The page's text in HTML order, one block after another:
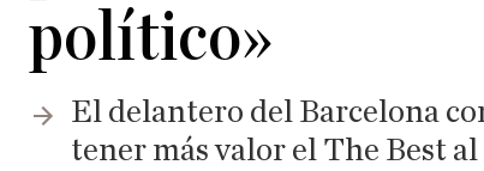
político»
El delantero del Barcelona
tener más valor el The Best